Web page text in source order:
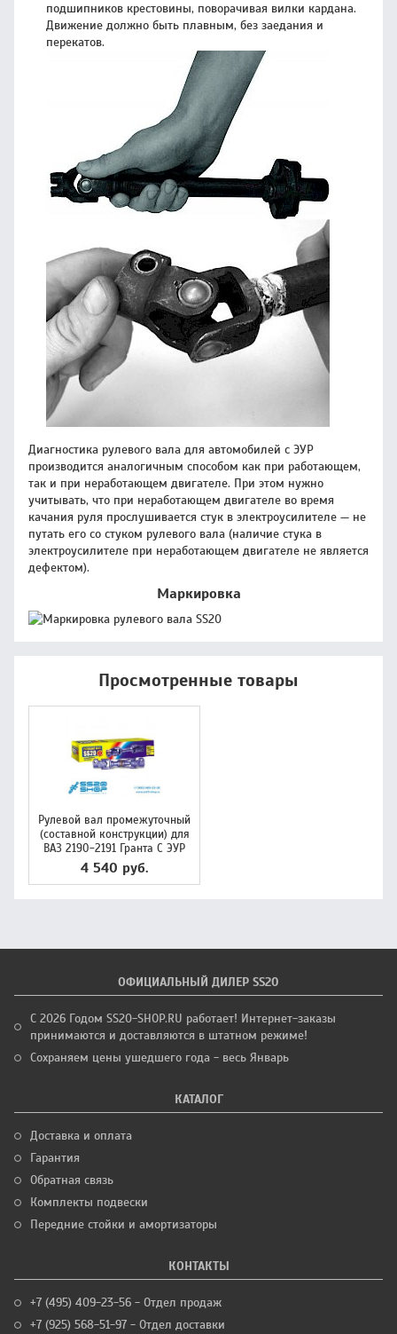
подшипников крестовины, поворачивая вилки кардана.
Движение должно быть плавным, без заедания и
перекатов.
Диагностика рулевого вала для автомобилей с ЭУР
производится аналогичным способом как при работающем,
так и при неработающем двигателе. При этом нужно
учитывать, что при неработающем двигателе во время
качания руля прослушивается стук в электроусилителе — не
путать его со стуком рулевого вала (наличие стука в
электроусилителе при неработающем двигателе не является
дефектом).
Маркировка
Просмотренные товары
Рулевой вал промежуточный
(составной конструкции) для
ВАЗ 2190-2191 Гранта С ЭУР
4 540 руб.
ОФИЦИАЛЬНЫЙ ДИЛЕР SS20
С 2026 Годом SS20-SHOP.RU работает! Интернет-заказы
принимаются и доставляются в штатном режиме!
Сохраняем цены ушедшего года - весь Январь
КАТАЛОГ
Доставка и оплата
Гарантия
Обратная связь
Комплекты подвески
Передние стойки и амортизаторы
КОНТАКТЫ
+7 (495) 409-23-56 - Отдел продаж
+7 (925) 568-51-97 - Отдел доставки